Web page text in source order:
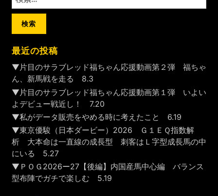
索:
最近の投稿
▼片目のサラブレッド福ちゃん応援動画第２弾 福ちゃ
ん、新馬戦を走る 8.3
▼片目のサラブレッド福ちゃん応援動画第１弾 いよい
よデビュー戦近し！ 7.20
▼私がデータ販売をやめる時に考えたこと 6.19
▼東京優駿（日本ダービー）2026 Ｇ１ＥＱ指数解
析 大本命は一直線の成長型 刺客はＬ字型成長馬の中
にいる 5.27
▼ＰＯＧ2026ー27【後編】内国産馬中心編 バランス
型布陣でガチで楽しむ 5.19